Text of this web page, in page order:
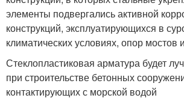
элементы подвергались активной
конструкций, эксплуатирующихся в
климатических условиях, опор мостов
Стеклопластиковая арматура будет
при строительстве бетонных
контактирующих с морской водой